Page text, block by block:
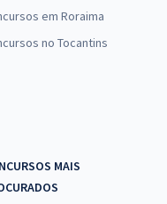
em Roraima
no Tocantins
MAIS